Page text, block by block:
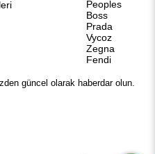
Peoples
Boss
Prada
Vycoz
Zegna
Fendi
güncel olarak haberdar olun.